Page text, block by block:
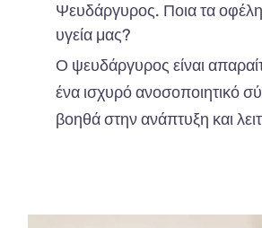
Ψευδάργυρος. Ποια τα
υγεία μας?
Ο ψευδάργυρος είναι
ένα ισχυρό ανοσοποιητικό
βοηθά στην ανάπτυξη και